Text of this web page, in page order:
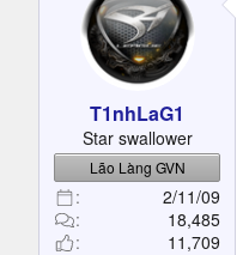
T1nhLaG1
Star swallower
Lão Làng GVN
2/11/09
18,485
11,709